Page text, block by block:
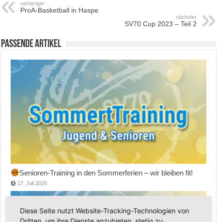
vorheriger
ProA-Basketball in Haspe
nächster
SV70 Cup 2023 – Teil 2
Passende Artikel
Senioren-Training in den Sommerferien – wir bleiben fit!
17. Juli 2026
Diese Seite nutzt Website-Tracking-Technologien von